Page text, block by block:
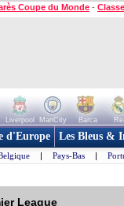
Coupe du Monde -
Liverpool ManCity Barca
d'Europe Les Bleus &
| Pays-Bas |
League